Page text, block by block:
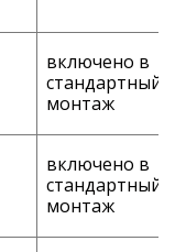
включено в
стандартный
монтаж
включено в
стандартный
монтаж